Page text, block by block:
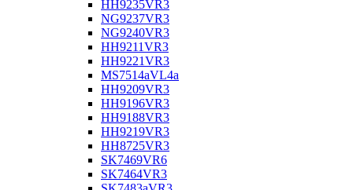
HH9235VR3
NG9237VR3
NG9240VR3
HH9211VR3
HH9221VR3
MS7514aVL4a
HH9209VR3
HH9196VR3
HH9188VR3
HH9219VR3
HH8725VR3
SK7469VR6
SK7464VR3